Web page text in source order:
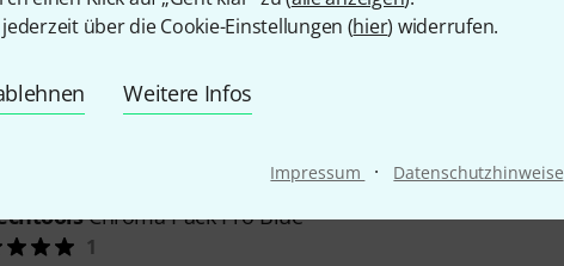
über die Cookie-Einstellungen (hier) widerrufen.
Weitere Infos
Impressum · Datenschutzhinweise
USB-A und USB-C
GB Speicherkapazität
Chroma Pack Pro Blue
1